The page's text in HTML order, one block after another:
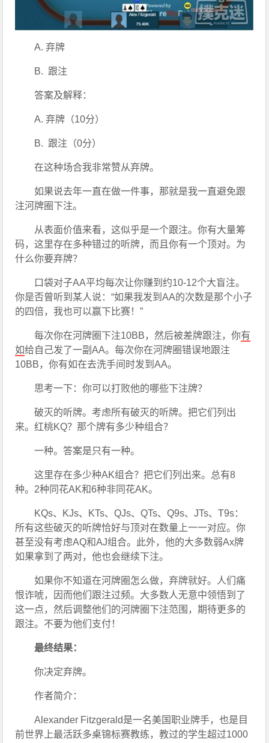
A. 弃牌
B.  跟注
答案及解释：
A. 弃牌（10分）
B.  跟注（0分）
在这种场合我非常赞从弃牌。
如果说去年一直在做一件事，那就是我一直避免跟
注河牌圈下注。
从表面价值来看，这似乎是一个跟注。你有大量筹
码，这里存在多种错过的听牌，而且你有一个顶对。为
什么你要弃牌？
口袋对子AA平均每次让你赚到约10-12个大盲注。
你是否曾听到某人说：“如果我发到AA的次数是那个小子
的四倍，我也可以赢下比赛！”
每次你在河牌圈下注10BB，然后被差牌跟注，你有
如给自己发了一副AA。每次你在河牌圈错误地跟注
10BB，你有如在去洗手间时发到AA。
思考一下：你可以打败他的哪些下注牌？
破灭的听牌。考虑所有破灭的听牌。把它们列出
来。红桃KQ？那个牌有多少种组合？
一种。答案是只有一种。
这里存在多少种AK组合？把它们列出来。总有8
种。2种同花AK和6种非同花AK。
KQs、KJs、KTs、QJs、QTs、Q9s、JTs、T9s：
所有这些破灭的听牌恰好与顶对在数量上一一对应。你
甚至没有考虑AQ和AJ组合。此外，他的大多数弱Ax牌
如果拿到了两对，他也会继续下注。
如果你不知道在河牌圈怎么做，弃牌就好。人们痛
恨诈唬，因而他们跟注过频。大多数人无意中领悟到了
这一点，然后调整他们的河牌圈下注范围，期待更多的
跟注。不要为他们支付！
最终结果：
你决定弃牌。
作者简介：
Alexander Fitzgerald是一名美国职业牌手，也是目
前世界上最活跃多桌锦标赛教练，教过的学生超过1000